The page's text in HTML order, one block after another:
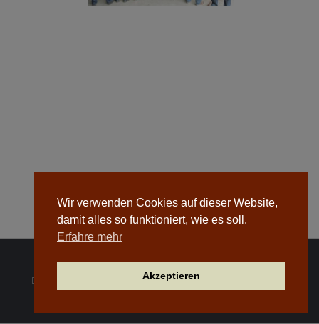
Dachdeckerei Josiger GmbH © 2026. Alle Rechte vorbehalten.
Wir verwenden Cookies auf dieser Website,
damit alles so funktioniert, wie es soll.
Erfahre mehr
Akzeptieren